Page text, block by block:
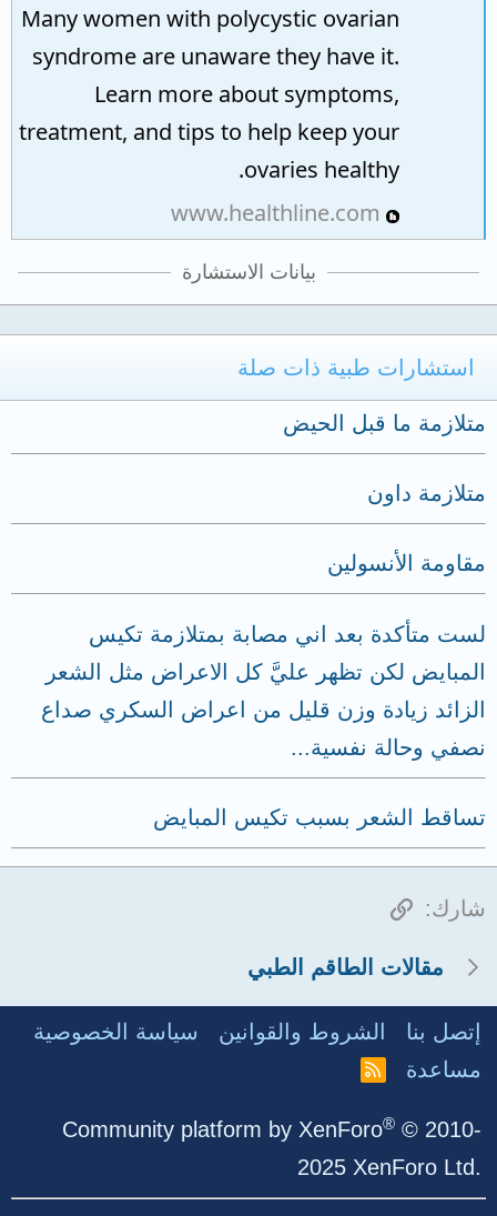
Many women with polycystic ovarian
syndrome are unaware they have it.
Learn more about symptoms,
treatment, and tips to help keep your
ovaries healthy.
www.healthline.com
بيانات الاستشارة
استشارات طبية ذات صلة
متلازمة ما قبل الحيض
متلازمة داون
مقاومة الأنسولين
لست متأكدة بعد اني مصابة بمتلازمة تكيس
المبايض لكن تظهر عليَّ كل الاعراض مثل الشعر
الزائد زيادة وزن قليل من اعراض السكري صداع
نصفي وحالة نفسية...
تساقط الشعر بسبب تكيس المبايض
شارك: الرابط
مقالات الطاقم الطبي
إتصل بنا الشروط والقوانين
سياسة الخصوصية
مساعدة
R
Community platform by XenForo® © 2010-
2025 XenForo Ltd.